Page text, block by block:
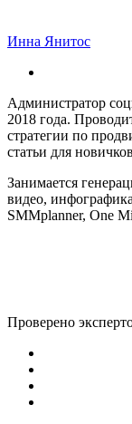
Инна Янитос
Администратор
2018 года.
стратегии по
статьи для
Занимается
видео,
SMMplanner, One
Проверено